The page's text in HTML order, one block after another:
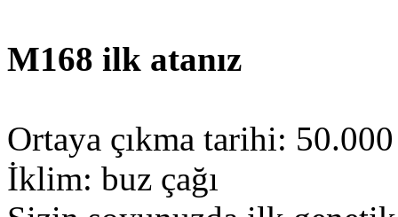
M168 ilk atanız
Ortaya çıkma tarihi:
İklim: buz çağı